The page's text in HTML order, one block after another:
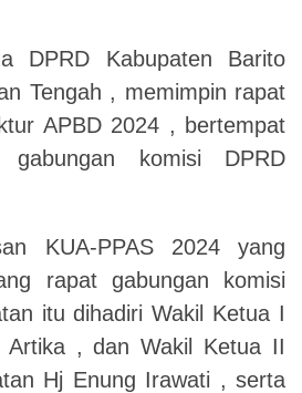
DPRD Kabupaten Barito
Tengah , memimpin rapat
APBD 2024 , bertempat
komisi DPRD
KUA-PPAS 2024 yang
rapat gabungan komisi
itu dihadiri Wakil Ketua I
Artika , dan Wakil Ketua II
Hj Enung Irawati , serta